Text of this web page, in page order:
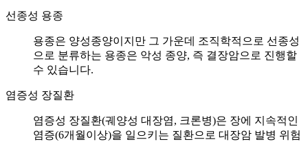
선종성 용종
용종은 양성종양이지만 그 가운데 조직학적으로 선종성
으로 분류하는 용종은 악성 종양, 즉 결장암으로 진행할
수 있습니다.
염증성 장질환
염증성 장질환(궤양성 대장염, 크론병)은 장에 지속적인
염증(6개월이상)을 일으키는 질환으로 대장암 발병 위험